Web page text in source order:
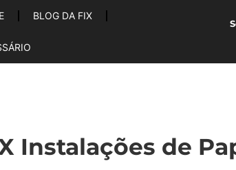
BLOG DA FIX